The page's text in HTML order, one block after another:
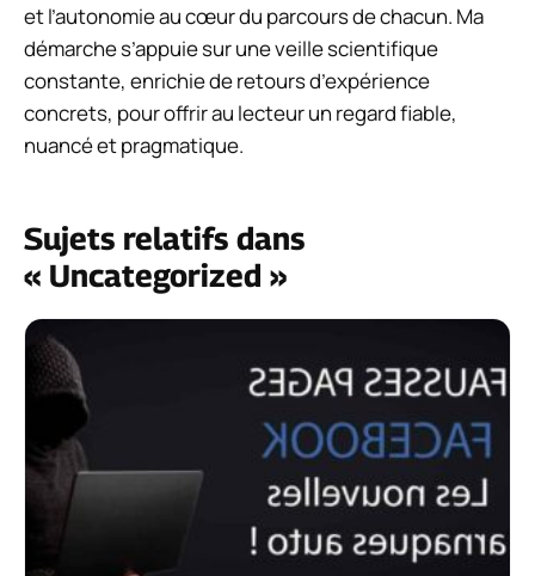
et l’autonomie au cœur du parcours de chacun. Ma
démarche s’appuie sur une veille scientifique
constante, enrichie de retours d’expérience
concrets, pour offrir au lecteur un regard fiable,
nuancé et pragmatique.
Sujets relatifs dans
« Uncategorized »